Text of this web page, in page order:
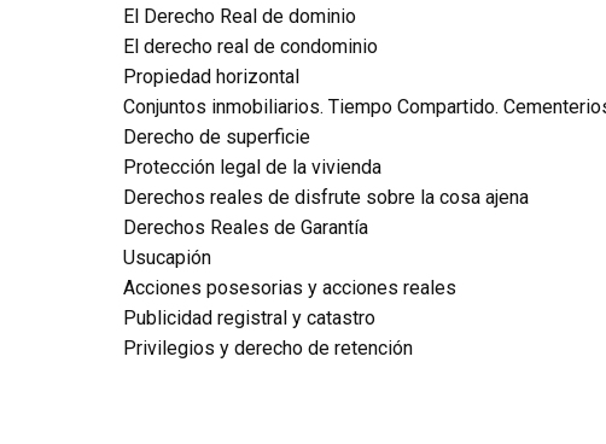
El Derecho Real de dominio
El derecho real de condominio
Propiedad horizontal
Conjuntos inmobiliarios. Tiempo Compartido.
Derecho de superficie
Protección legal de la vivienda
Derechos reales de disfrute sobre la cosa ajena
Derechos Reales de Garantía
Usucapión
Acciones posesorias y acciones reales
Publicidad registral y catastro
Privilegios y derecho de retención